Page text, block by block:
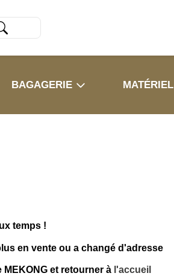
BAGAGERIE MATÉRIEL
temps !
en vente ou a changé d'adresse
et retourner à l'accueil